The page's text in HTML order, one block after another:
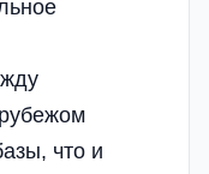
что и